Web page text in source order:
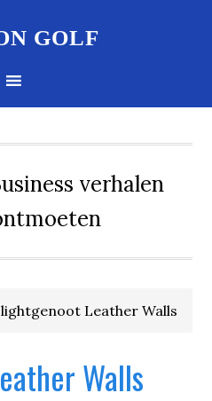
GOLF
verhalen
Leather Walls
Walls